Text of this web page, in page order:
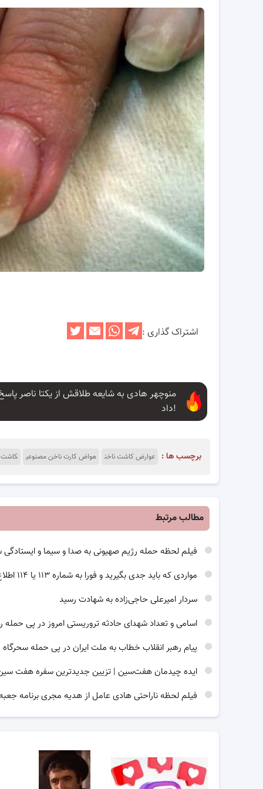
اشتراک گذاری :
منوچهر هادی به شایعه طلاقش از یکتا ناصر
داد!
برچسب ها : عوارض کاشت ناخن عواض کارت ناخن مصنوعی کاشت
مطالب مرتبط
فیلم لحظه حمله رژیم صهیونی به صدا و سیما و
مواردی که باید جدی بگیرید و فورا به شماره ۱۱۳ یا ۱۱۴ اطلاع رسانی کنید
سردار امیرعلی حاجی‌زاده به شهادت رسید
اسامی و تعداد شهدای حادثه تروریستی امروز در پی حمله
پیام رهبر انقلاب خطاب به ملت ایران در پی حمله
ایده چیدمان هفت‌سین | تزیین جدیدترین سفره هفت سین
فیلم لحظه ناراحتی هادی عامل از هدیه مجری برنامه